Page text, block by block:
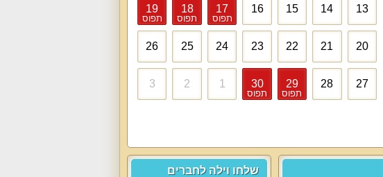
13
14
15
16
17
תפוס
18
תפוס
19
תפוס
20
21
22
23
24
25
26
27
28
29
תפוס
30
תפוס
1
2
3
שלחו וילה לחברים